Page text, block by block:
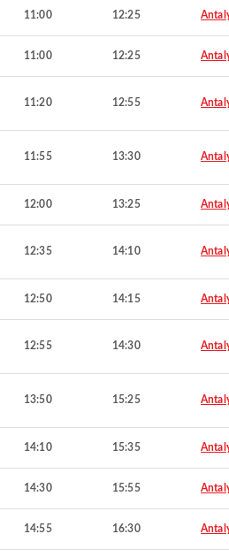
11:00 12:25
11:00 12:25
11:20 12:55
11:55 13:30
12:00 13:25
12:35 14:10
12:50 14:15
12:55 14:30
13:50 15:25
14:10 15:35
14:30 15:55
14:55 16:30